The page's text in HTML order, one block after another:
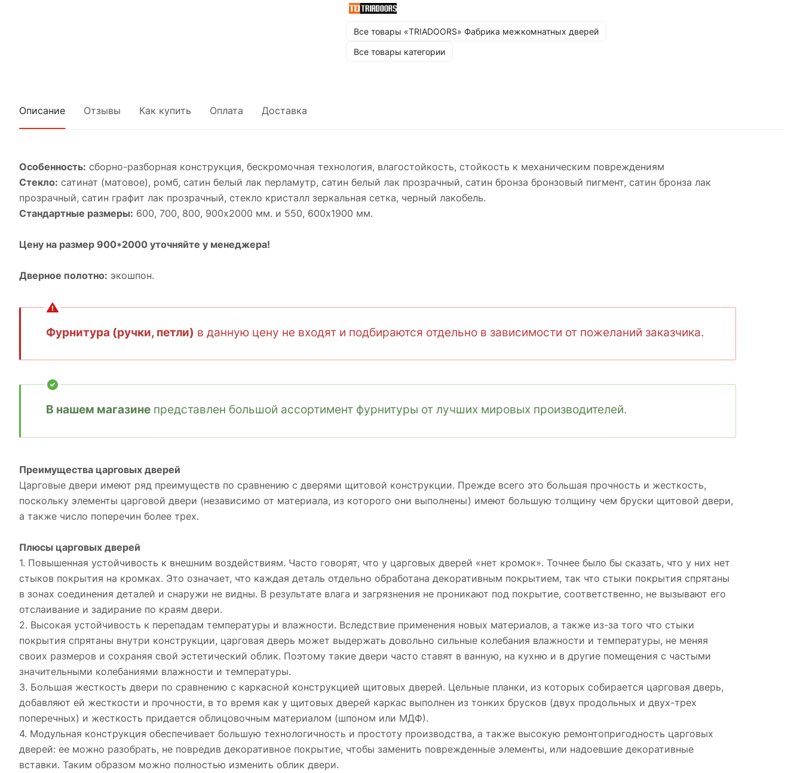
cтекло кристалл зеркальная сетка, черный
Стандартные размеры: 600, 700, 800, 900х2000
мм. и 550, 600х1900 мм.
Все товары «TRIADOORS» Фабрика межкомнатных дверей
Все товары категории
Описание Отзывы Как купить Оплата Доставка
Особенность: cборно-разборная конструкция, бескромочная технология, влагостойкость, стойкость к механическим повреждениям
Стекло: сатинат (матовое), ромб, cатин белый лак перламутр, cатин белый лак прозрачный, cатин бронза бронзовый пигмент, cатин бронза лак
прозрачный, cатин графит лак прозрачный, cтекло кристалл зеркальная сетка, черный лакобель.
Стандартные размеры: 600, 700, 800, 900х2000 мм. и 550, 600х1900 мм.
Цену на размер 900*2000 уточняйте у менеджера!
Дверное полотно: экошпон.
Фурнитура (ручки, петли) в данную цену не входят и подбираются отдельно в зависимости от пожеланий заказчика.
В нашем магазине представлен большой ассортимент фурнитуры от лучших мировых производителей.
Преимущества царговых дверей
Царговые двери имеют ряд преимуществ по сравнению с дверями щитовой конструкции. Прежде всего это большая прочность и жесткость,
поскольку элементы царговой двери (независимо от материала, из которого они выполнены) имеют большую толщину чем бруски щитовой двери,
а также число поперечин более трех.
Плюсы царговых дверей
1. Повышенная устойчивость к внешним воздействиям. Часто говорят, что у царговых дверей «нет кромок». Точнее было бы сказать, что у них нет
стыков покрытия на кромках. Это означает, что каждая деталь отдельно обработана декоративным покрытием, так что стыки покрытия спрятаны
в зонах соединения деталей и снаружи не видны. В результате влага и загрязнения не проникают под покрытие, соответственно, не вызывают его
отслаивание и задирание по краям двери.
2. Высокая устойчивость к перепадам температуры и влажности. Вследствие применения новых материалов, а также из-за того что стыки
покрытия спрятаны внутри конструкции, царговая дверь может выдержать довольно сильные колебания влажности и температуры, не меняя
своих размеров и сохраняя свой эстетический облик. Поэтому такие двери часто ставят в ванную, на кухню и в другие помещения с частыми
значительными колебаниями влажности и температуры.
3. Большая жесткость двери по сравнению с каркасной конструкцией щитовых дверей. Цельные планки, из которых собирается царговая дверь,
добавляют ей жесткости и прочности, в то время как у щитовых дверей каркас выполнен из тонких брусков (двух продольных и двух-трех
поперечных) и жесткость придается облицовочным материалом (шпоном или МДФ).
4. Модульная конструкция обеспечивает большую технологичность и простоту производства, а также высокую ремонтопригодность царговых
дверей: ее можно разобрать, не повредив декоративное покрытие, чтобы заменить поврежденные элементы, или надоевшие декоративные
вставки. Таким образом можно полностью изменить облик двери.